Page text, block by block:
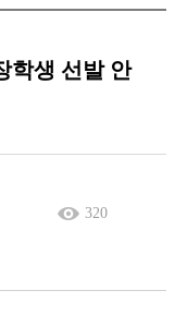
학생 선발 안
320